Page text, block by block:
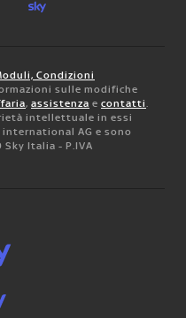
Condizioni
sulle modifiche
, assistenza e contatti.
intellettuale in essi
AG e sono
Italia - P.IVA